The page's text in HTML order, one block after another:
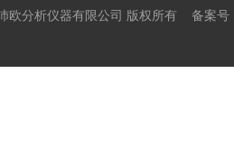
欧分析仪器有限公司 版权所有 备案号